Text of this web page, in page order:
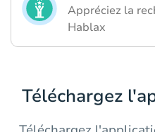
Appréciez la
Hablax
Téléchargez